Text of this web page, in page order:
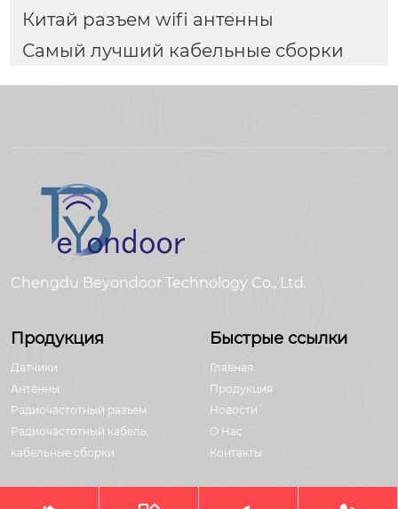
Китай разъем wifi антенны
Самый лучший кабельные сборки
Chengdu Beyondoor Technology Co., Ltd.
Продукция
Датчики
Антенны
Радиочастотный разъем
Радиочастотный кабель,
кабельные сборки
Быстрые ссылки
Главная
Продукция
Новости
О Hас
Контакты